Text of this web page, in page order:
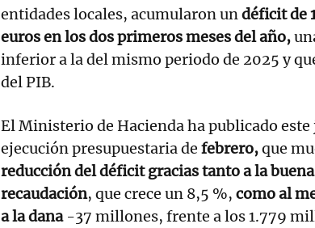
entidades locales, acumularon undéficit de
euros en los dos primeros meses del año,
inferior a la del mismo periodo de 2025 y
del PIB.
El Ministerio de Hacienda ha publicado este
ejecución presupuestaria de febrero,que
reducción del déficit gracias tanto a la
recaudación, que crece un 8,5 %, como al
a la dana-37 millones, frente a los 1.779